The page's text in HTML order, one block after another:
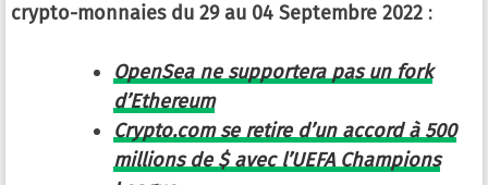
crypto-monnaies du 29 au 04 Septembre 2022 :
OpenSea ne supportera pas un fork
d’Ethereum
Crypto.com se retire d’un accord à 500
millions de $ avec l’UEFA Champions